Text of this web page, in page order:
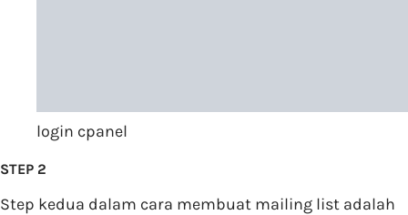
login cpanel
STEP 2
Step kedua dalam cara membuat mailing list adalah